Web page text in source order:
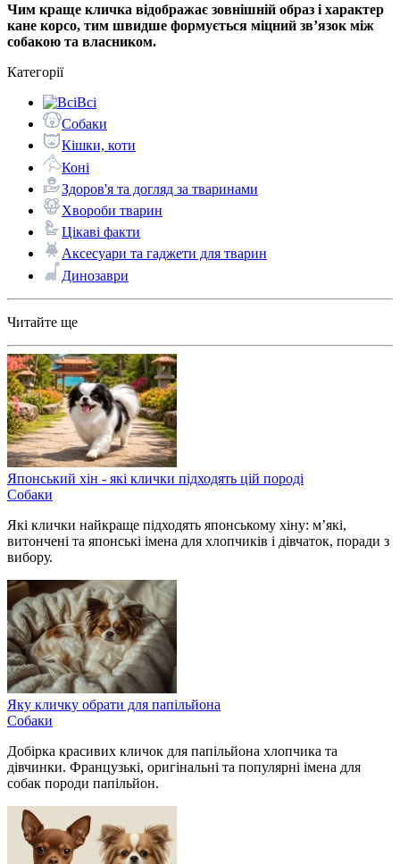
Чим краще кличка відображає зовнішній образ і характер
кане корсо, тим швидше формується міцний зв’язок між
собакою та власником.
Категорії
Всі
Собаки
Кішки, коти
Коні
Здоров'я та догляд за тваринами
Хвороби тварин
Цікаві факти
Аксесуари та гаджети для тварин
Динозаври
Читайте ще
Японський хін - які клички підходять цій породі
Собаки
Які клички найкраще підходять японському хіну: м’які,
витончені та японські імена для хлопчиків і дівчаток, поради з
вибору.
Яку кличку обрати для папільйона
Собаки
Добірка красивих кличок для папільйона хлопчика та
дівчинки. Французькі, оригінальні та популярні імена для
собак породи папільйон.